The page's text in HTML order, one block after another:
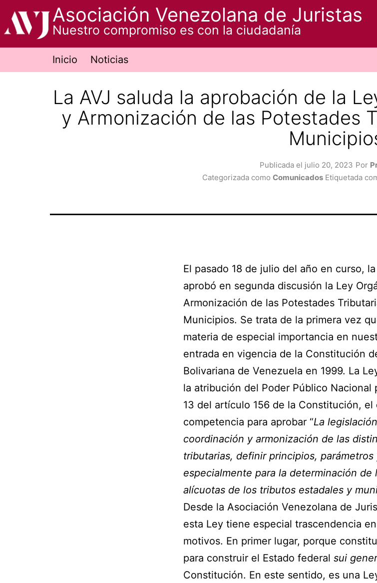
Saltar
contenido
Asociación Venezolana de Juristas
Nuestro compromiso es con la ciudadanía
Inicio Noticias
La AVJ saluda la aprobación de la
y Armonización de las Potestades
Publicada el julio 20, 2023 Por
Categorizada como Comunicados Etiquetada
El pasado 18 de julio del año en curso,
aprobó en segunda discusión la Ley
Armonización de las Potestades
Municipios. Se trata de la primera vez
materia de especial importancia en
entrada en vigencia de la Constitución
Bolivariana de Venezuela en 1999. La
la atribución del Poder Público Nacional
13 del artículo 156 de la Constitución,
competencia para aprobar “La
coordinación y armonización de las
tributarias, definir principios, parámetros
especialmente para la determinación de
alícuotas de los tributos estadales y
Desde la Asociación Venezolana de
esta Ley tiene especial trascendencia
motivos. En primer lugar, porque
para construir el Estado federal sui
Constitución. En este sentido, es una